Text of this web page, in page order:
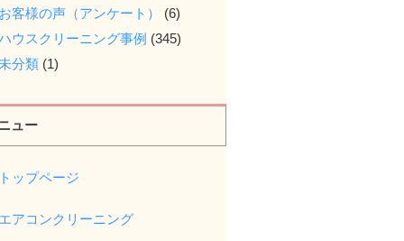
客様の声（アンケート）
(6)
ウスクリーニング事例 (345)
分類 (1)
ュー
ップページ
アコンクリーニング